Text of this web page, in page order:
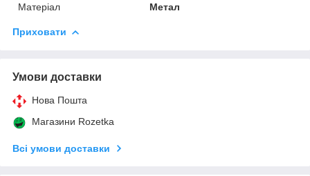
Матеріал
Метал
Приховати
Умови доставки
Нова Пошта
Магазини Rozetka
Всі умови доставки